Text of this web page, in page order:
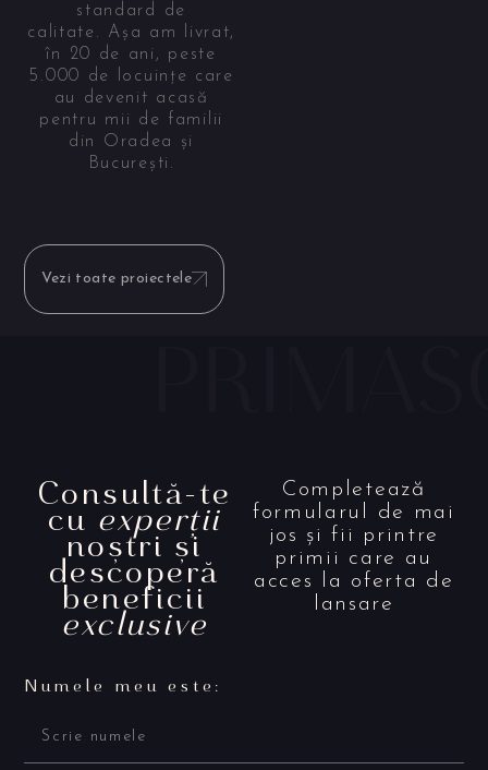
standard de
calitate. Așa am livrat,
în 20 de ani, peste
5.000 de locuințe care
au devenit acasă
pentru mii de familii
din Oradea și
București.
Vezi toate proiectele
Consultă-te
cuexperții
noștri și
descoperă
beneficii
exclusive
Completează
formularul de mai
jos și fii printre
primii care au
acces la oferta de
lansare
Numele meu este: